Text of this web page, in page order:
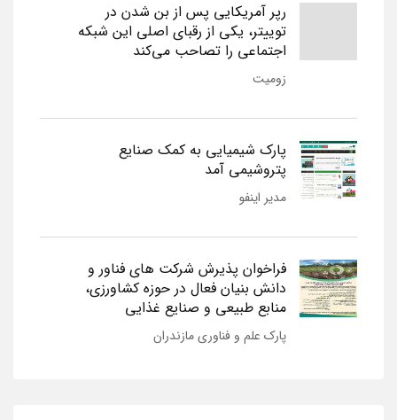
رپر آمریکایی پس از بن شدن در
توییتر، یکی از رقبای اصلی این شبکه
اجتماعی را تصاحب می‌کند
زومیت
پارک شیمیایی به کمک صنایع
پتروشیمی آمد
مدیر اینفو
فراخوان پذیرش شرکت های فناور و
دانش بنیان فعال در حوزه کشاورزی،
منابع طبیعی و صنایع غذایی
پارک علم و فناوری مازندران